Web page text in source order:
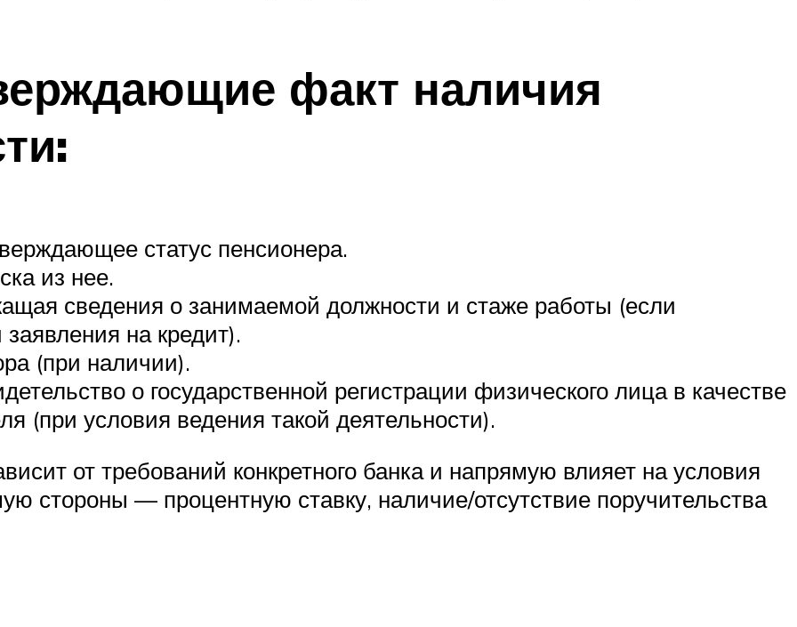
факт наличия
статус пенсионера.
из нее.
сведения о занимаемой должности и стаже работы (если
на кредит).
(при наличии).
о государственной регистрации физического лица в качестве
(при условия ведения такой деятельности).
от требований конкретного банка и напрямую влияет на условия
стороны — процентную ставку, наличие/отсутствие поручительства